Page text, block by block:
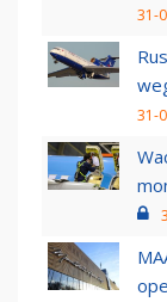
31-
31-